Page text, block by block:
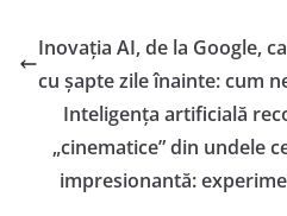
Inovația AI, de la Google,
cu șapte zile înainte: cum
Inteligența artificială
„cinematice” din undele
impresionantă: